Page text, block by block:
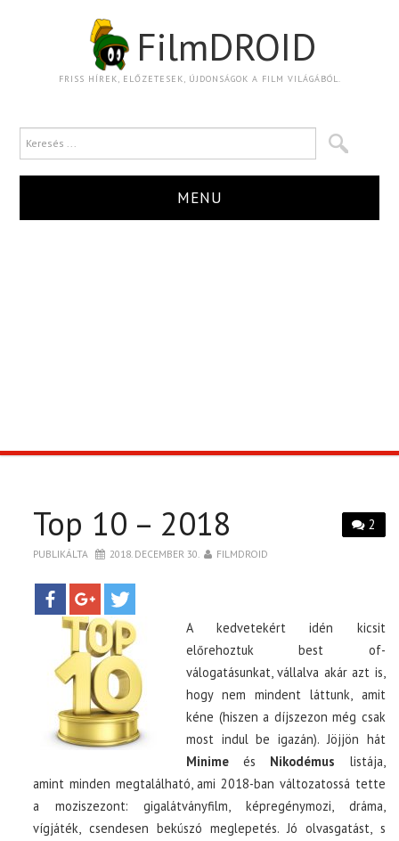
FilmDROID
FRISS HÍREK, ELŐZETESEK, ÚJDONSÁGOK A FILM VILÁGÁBÓL.
MENU
CIKK
PÓLÓ RENDELÉS
2
Top 10 – 2018
PUBLIKÁLTA 2018. DECEMBER 30. FILMDROID
A kedvetekért idén kicsit
előrehoztuk best of-
válogatásunkat, vállalva akár azt is,
hogy nem mindent láttunk, amit
kéne (hiszen a díjszezon még csak
most indul be igazán). Jöjjön hát
Minime és Nikodémus listája,
amint minden megtalálható, ami 2018-ban változatossá tette
a moziszezont: gigalátványfilm, képregénymozi, dráma,
vígjáték, csendesen bekúszó meglepetés. Jó olvasgatást, s